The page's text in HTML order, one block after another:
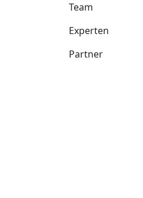
Team
Experten
Partner